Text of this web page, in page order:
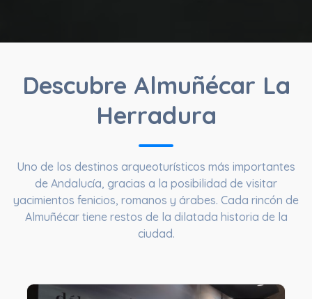
Descubre Almuñécar La
Herradura
Uno de los destinos arqueoturísticos más importantes
de Andalucía, gracias a la posibilidad de visitar
yacimientos fenicios, romanos y árabes. Cada rincón de
Almuñécar tiene restos de la dilatada historia de la
ciudad.